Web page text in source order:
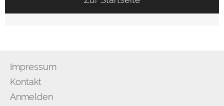
Impressum
Kontakt
Anmelden